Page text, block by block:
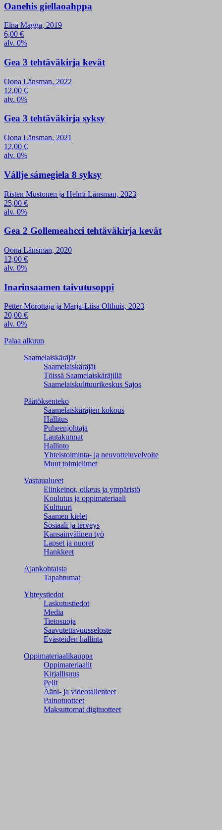
Oanehis giellaoahppa
Elna Magga, 2019
6,00 €
alv. 0%
Gea 3 tehtäväkirja kevät
Oona Länsman, 2022
12,00 €
alv. 0%
Gea 3 tehtäväkirja syksy
Oona Länsman, 2021
12,00 €
alv. 0%
Vállje sámegiela 8 syksy
Risten Mustonen ja Helmi Länsman, 2023
25,00 €
alv. 0%
Gea 2 Gollemeahcci tehtäväkirja kevät
Oona Länsman, 2020
12,00 €
alv. 0%
Inarinsaamen taivutusoppi
Petter Morottaja ja Marja-Liisa Olthuis, 2023
20,00 €
alv. 0%
Palaa alkuun
Saamelaiskäräjät
Saamelaiskäräjät
Töissä Saamelaiskäräjillä
Saamelaiskulttuuri­keskus Sajos
Päätöksenteko
Saamelaiskäräjien kokous
Hallitus
Puheenjohtaja
Lautakunnat
Hallinto
Yhteistoiminta- ja neuvotteluvelvoite
Muut toimielimet
Vastuualueet
Elinkeinot, oikeus ja ympäristö
Koulutus ja oppimateriaali
Kulttuuri
Saamen kielet
Sosiaali ja terveys
Kansainvälinen työ
Lapset ja nuoret
Hankkeet
Ajankohtaista
Tapahtumat
Yhteystiedot
Laskutustiedot
Media
Tietosuoja
Saavutettavuusseloste
Evästeiden hallinta
Oppimateriaalikauppa
Oppimateriaalit
Kirjallisuus
Pelit
Ääni- ja videotallenteet
Painotuotteet
Maksuttomat digituotteet